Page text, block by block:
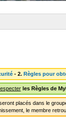
- 2. Règles pour
les Règles de
placés dans le
le membre